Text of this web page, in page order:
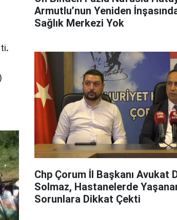
.
Armutlu’nun Yeniden
Sağlık Merkezi Yok
Chp Çorum İl Başkanı Avukat
Solmaz, Hastanelerde
Sorunlara Dikkat Çekti